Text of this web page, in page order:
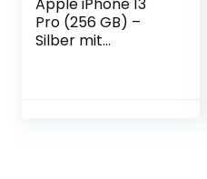
Apple iPhone 13
Pro (256 GB) –
Silber mit